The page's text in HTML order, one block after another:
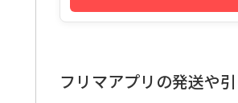
フリマアプリの発送や